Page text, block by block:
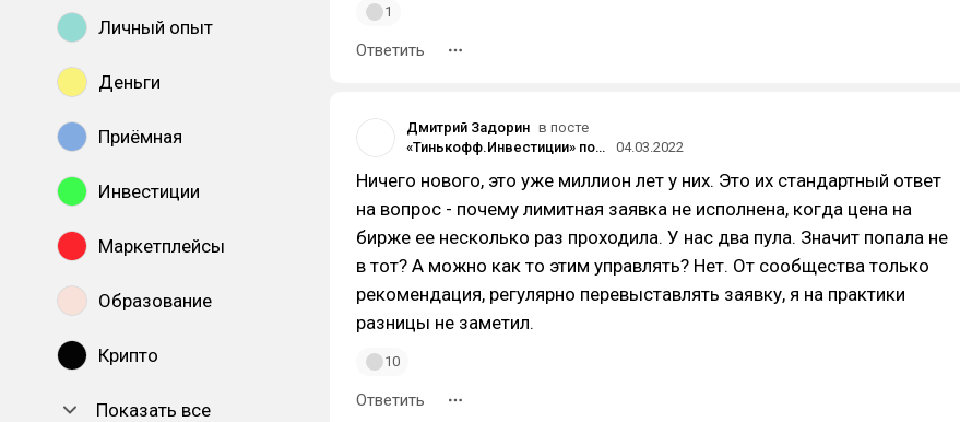
Личный опыт
Деньги
Приёмная
Инвестиции
Маркетплейсы
Образование
Крипто
Показать все
1
Ответить
Дмитрий Задорин в посте
«Тинькофф.Инвестиции» подтвердили торговлю через тёмные пулы (dark pools)
04.03.2022
Ничего нового, это уже миллион лет у них. Это их стандартный ответ
на вопрос - почему лимитная заявка не исполнена, когда цена на
бирже ее несколько раз проходила. У нас два пула. Значит попала не
в тот? А можно как то этим управлять? Нет. От сообщества только
рекомендация, регулярно перевыставлять заявку, я на практики
разницы не заметил.
10
Ответить